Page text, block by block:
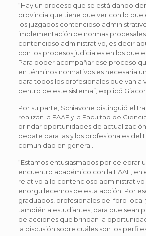
“Hay un proceso que se está dando
provincia que tiene que ver con lo que
los juzgados contencioso
implementación de normas procesales
contencioso administrativo, es decir
con los procesos judiciales en los que
Para poder acompañar ese proceso
en términos normativos es necesaria
para todos los profesionales que van a
dentro de este sistema”, explicó
Por su parte, Schiavone distinguió el
realizan la EAAE y la Facultad de
brindar oportunidades de
debate para las y los profesionales del
comunidad en general.
“Estamos entusiasmados por celebrar
encuentro académico con la EAAE, en
relativo a lo contencioso administrativo
enorgullecemos de esta acción. Por
graduados, profesionales del foro local
también a estudiantes, para que sean
de acciones que brindan la
la discusión sobre cuáles son los